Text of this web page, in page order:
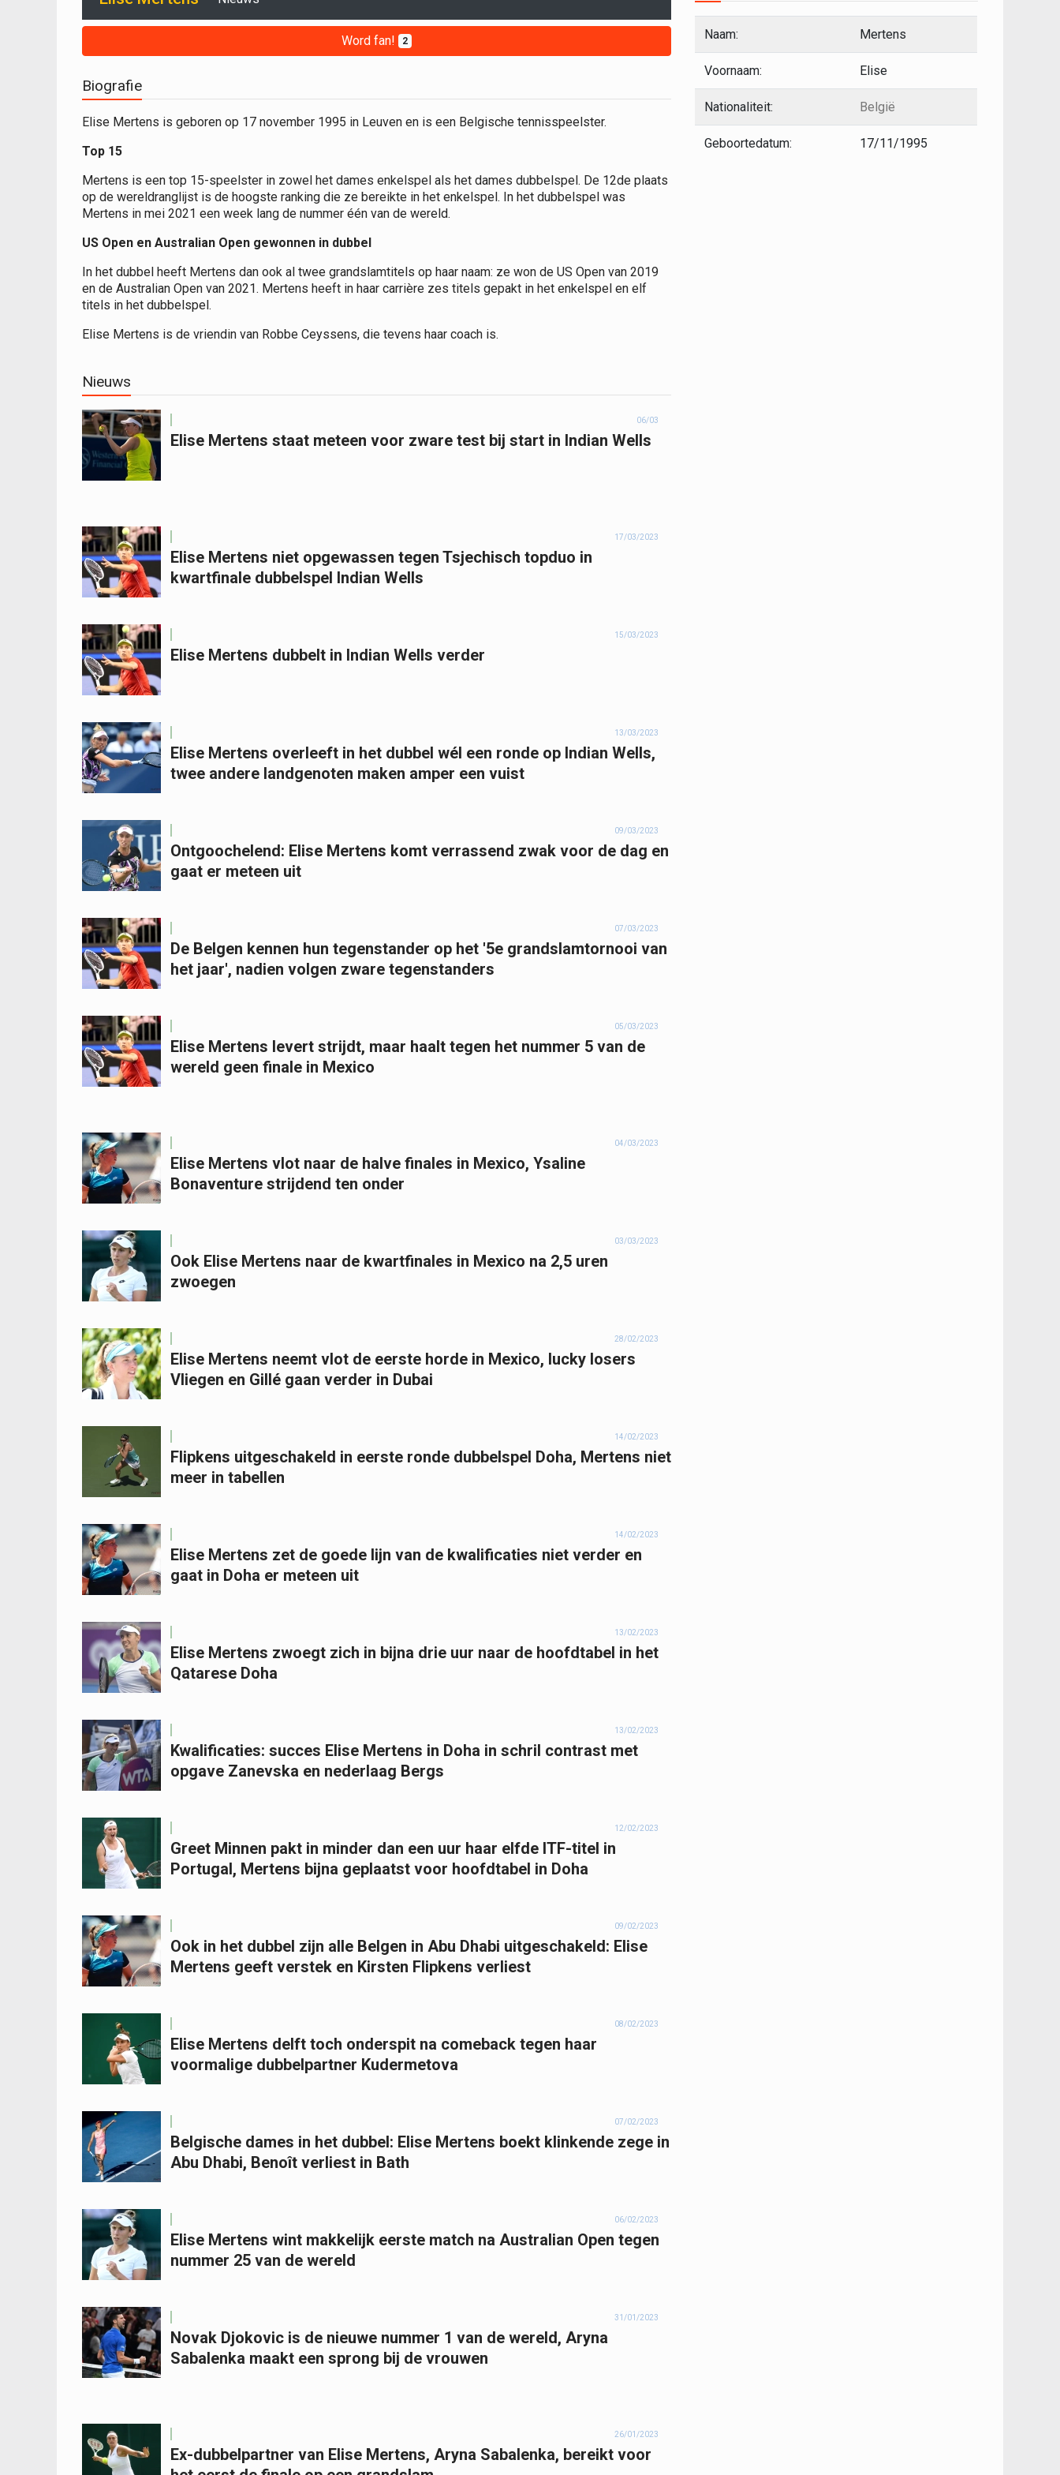
Word fan! 2
Biografie
Elise Mertens is geboren op 17 november 1995 in Leuven en is een Belgische tennisspeelster.
Top 15
Mertens is een top 15-speelster in zowel het dames enkelspel als het dames dubbelspel. De 12de plaats
op de wereldranglijst is de hoogste ranking die ze bereikte in het enkelspel. In het dubbelspel was
Mertens in mei 2021 een week lang de nummer één van de wereld.
US Open en Australian Open gewonnen in dubbel
In het dubbel heeft Mertens dan ook al twee grandslamtitels op haar naam: ze won de US Open van 2019
en de Australian Open van 2021. Mertens heeft in haar carrière zes titels gepakt in het enkelspel en elf
titels in het dubbelspel.
Elise Mertens is de vriendin van Robbe Ceyssens, die tevens haar coach is.
Nieuws
06/03
Elise Mertens staat meteen voor zware test bij start in Indian Wells
17/03/2023
Elise Mertens niet opgewassen tegen Tsjechisch topduo in
kwartfinale dubbelspel Indian Wells
15/03/2023
Elise Mertens dubbelt in Indian Wells verder
13/03/2023
Elise Mertens overleeft in het dubbel wél een ronde op Indian Wells,
twee andere landgenoten maken amper een vuist
09/03/2023
Ontgoochelend: Elise Mertens komt verrassend zwak voor de dag en
gaat er meteen uit
07/03/2023
De Belgen kennen hun tegenstander op het '5e grandslamtornooi van
het jaar', nadien volgen zware tegenstanders
05/03/2023
Elise Mertens levert strijdt, maar haalt tegen het nummer 5 van de
wereld geen finale in Mexico
04/03/2023
Elise Mertens vlot naar de halve finales in Mexico, Ysaline
Bonaventure strijdend ten onder
03/03/2023
Ook Elise Mertens naar de kwartfinales in Mexico na 2,5 uren
zwoegen
28/02/2023
Elise Mertens neemt vlot de eerste horde in Mexico, lucky losers
Vliegen en Gillé gaan verder in Dubai
14/02/2023
Flipkens uitgeschakeld in eerste ronde dubbelspel Doha, Mertens niet
meer in tabellen
14/02/2023
Elise Mertens zet de goede lijn van de kwalificaties niet verder en
gaat in Doha er meteen uit
13/02/2023
Elise Mertens zwoegt zich in bijna drie uur naar de hoofdtabel in het
Qatarese Doha
13/02/2023
Kwalificaties: succes Elise Mertens in Doha in schril contrast met
opgave Zanevska en nederlaag Bergs
12/02/2023
Greet Minnen pakt in minder dan een uur haar elfde ITF-titel in
Portugal, Mertens bijna geplaatst voor hoofdtabel in Doha
09/02/2023
Ook in het dubbel zijn alle Belgen in Abu Dhabi uitgeschakeld: Elise
Mertens geeft verstek en Kirsten Flipkens verliest
08/02/2023
Elise Mertens delft toch onderspit na comeback tegen haar
voormalige dubbelpartner Kudermetova
07/02/2023
Belgische dames in het dubbel: Elise Mertens boekt klinkende zege in
Abu Dhabi, Benoît verliest in Bath
06/02/2023
Elise Mertens wint makkelijk eerste match na Australian Open tegen
nummer 25 van de wereld
31/01/2023
Novak Djokovic is de nieuwe nummer 1 van de wereld, Aryna
Sabalenka maakt een sprong bij de vrouwen
26/01/2023
Ex-dubbelpartner van Elise Mertens, Aryna Sabalenka, bereikt voor
Naam: Mertens
Voornaam: Elise
Nationaliteit: België
Geboortedatum: 17/11/1995